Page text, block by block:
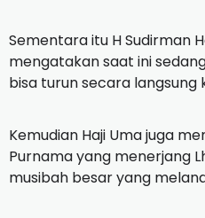
Sementara itu H Sudirman
mengatakan saat ini
bisa turun secara langsung
Kemudian Haji Uma juga
Purnama yang menerjang
musibah besar yang